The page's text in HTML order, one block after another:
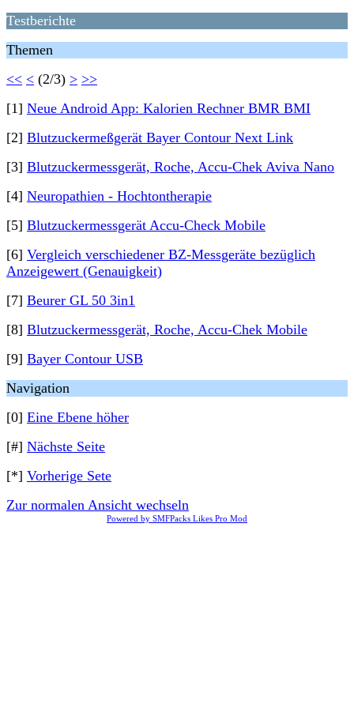
Testberichte
Themen
<< < (2/3) > >>
[1] Neue Android App: Kalorien Rechner BMR BMI
[2] Blutzuckermeßgerät Bayer Contour Next Link
[3] Blutzuckermessgerät, Roche, Accu-Chek Aviva Nano
[4] Neuropathien - Hochtontherapie
[5] Blutzuckermessgerät Accu-Check Mobile
[6] Vergleich verschiedener BZ-Messgeräte bezüglich
Anzeigewert (Genauigkeit)
[7] Beurer GL 50 3in1
[8] Blutzuckermessgerät, Roche, Accu-Chek Mobile
[9] Bayer Contour USB
Navigation
[0] Eine Ebene höher
[#] Nächste Seite
[*] Vorherige Sete
Zur normalen Ansicht wechseln
Powered by SMFPacks Likes Pro Mod